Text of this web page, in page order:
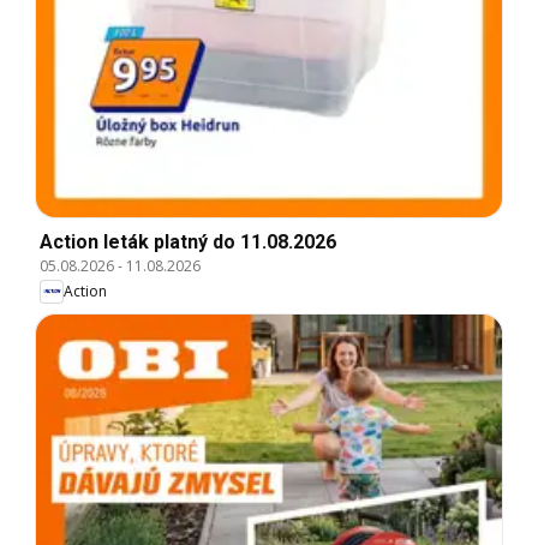
Action leták platný do 11.08.2026
05.08.2026- 11.08.2026
Action